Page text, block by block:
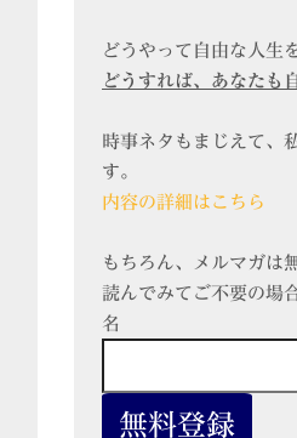
どうやって自由な人生
どうすれば、あなたも
時事ネタもまじえて、
す。
内容の詳細はこちら
もちろん、メルマガは
読んでみてご不要の場
名